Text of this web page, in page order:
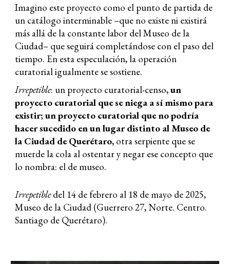
Imagino este proyecto como el punto de partida de
un catálogo interminable –que no existe ni existirá
más allá de la constante labor del Museo de la
Ciudad– que seguirá completándose con el paso del
tiempo. En esta especulación, la operación
curatorial igualmente se sostiene.
Irrepetible: un proyecto curatorial-censo,un
proyecto curatorial que se niega a sí mismo para
existir; un proyecto curatorial que no podría
hacer sucedido en un lugar distinto al Museo de
la Ciudad de Querétaro, otra serpiente que se
muerde la cola al ostentar y negar ese concepto que
lo nombra: el de museo.
Irrepetibledel 14 de febrero al 18 de mayo de 2025,
Museo de la Ciudad (Guerrero 27, Norte. Centro.
Santiago de Querétaro).